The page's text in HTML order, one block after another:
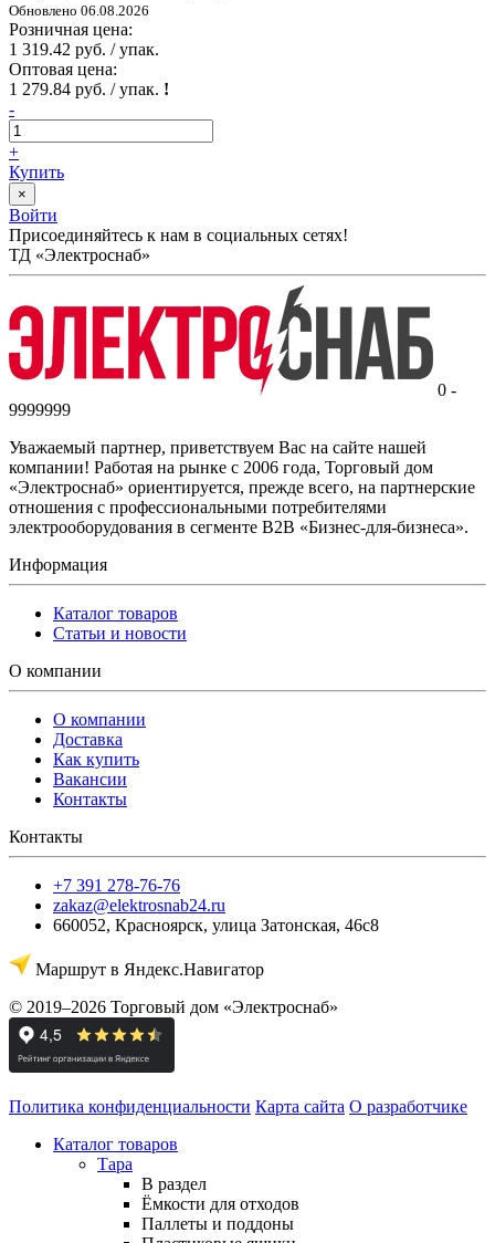
Обновлено 06.08.2026
Розничная цена:
1 319.42 руб. / упак.
Оптовая цена:
1 279.84 руб. / упак. !
-
+
Купить
×
Войти
Присоединяйтесь к нам в социальных сетях!
ТД «Электроснаб»
0 -
9999999
Уважаемый партнер, приветствуем Вас на сайте нашей
компании! Работая на рынке с 2006 года, Торговый дом
«Электроснаб» ориентируется, прежде всего, на партнерские
отношения с профессиональными потребителями
электрооборудования в сегменте B2B «Бизнес-для-бизнеса».
Информация
Каталог товаров
Статьи и новости
О компании
О компании
Доставка
Как купить
Вакансии
Контакты
Контакты
+7 391 278-76-76
zakaz@elektrosnab24.ru
660052, Красноярск, улица Затонская, 46с8
Маршрут в Яндекс.Навигатор
© 2019–2026 Торговый дом «Электроснаб»
Политика конфиденциальности Карта сайта О разработчике
Каталог товаров
Тара
В раздел
Ёмкости для отходов
Паллеты и поддоны